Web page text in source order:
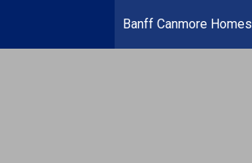
Banff Canmore Homes